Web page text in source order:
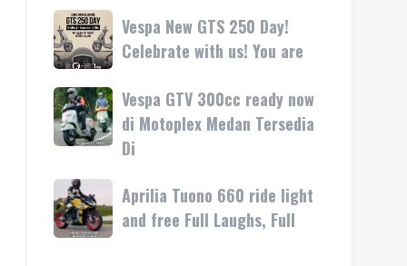
atau
bawa
Primavera
Get
yours
or
test
Vespa
New
GTS
250
Day!
Celebrate
with
You
are
Vespa New GTS 250 Day!
Celebrate with us! You are
Vespa
GTV
300cc
now
di
Motoplex
Vespa GTV 300cc ready now
di Motoplex Medan Tersedia
Di
Aprilia
Tuono
660
Aprilia Tuono 660 ride light
and free Full Laughs, Full